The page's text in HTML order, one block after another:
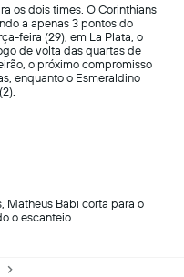
os dois times. O Corinthians
a apenas 3 pontos do
feira (29), em La Plata, o
de volta das quartas de
o próximo compromisso
enquanto o Esmeraldino
Matheus Babi corta para o
o escanteio.